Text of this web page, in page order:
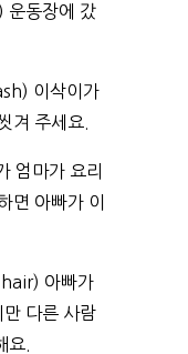
동장에 갔
이삭이가
겨 주세요.
엄마가 요리
면 아빠가 이
아빠가
다른 사람
.